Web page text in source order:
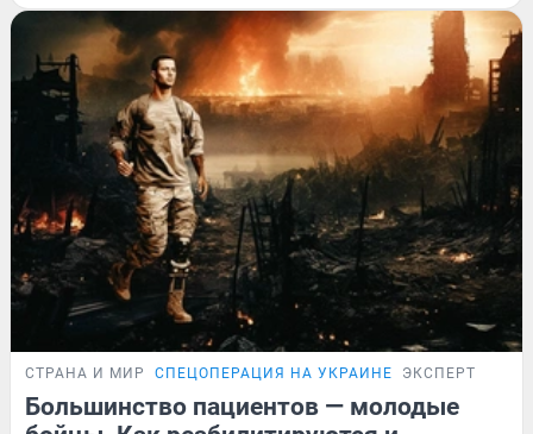
СТРАНА И МИР СПЕЦОПЕРАЦИЯ НА УКРАИНЕ ЭКСПЕРТ
Большинство пациентов — молодые